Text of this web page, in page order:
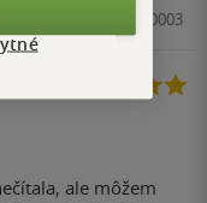
2022, 9788027710003
ale môžem